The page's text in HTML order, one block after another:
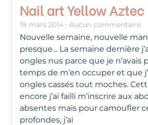
Nail art Yellow Aztec
19 mars 2014 Aucun commentaire
Nouvelle semaine, nouvelle
presque… La semaine dernière
ongles nus parce que je n’avais
temps de m’en occuper et que
ongles cassés tout moches.
encore j’ai failli m’inscrire aux
absentes mais pour camoufler
profondes, j’ai